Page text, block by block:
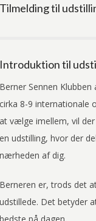
Tilmelding til
Introduktion til
Berner Sennen
cirka 8-9 internationale
at vælge imellem, vil
en udstilling, hvor der
nærheden af dig.
Berneren er, trods det
udstillede. Det betyder
bedste på dagen.